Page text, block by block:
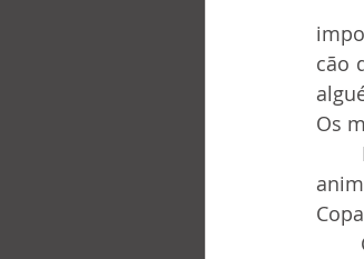
cão
Os